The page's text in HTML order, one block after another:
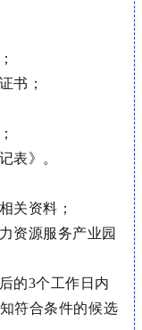
书；
表》。
关资料；
资源服务产业园
的3个工作日内
符合条件的候选